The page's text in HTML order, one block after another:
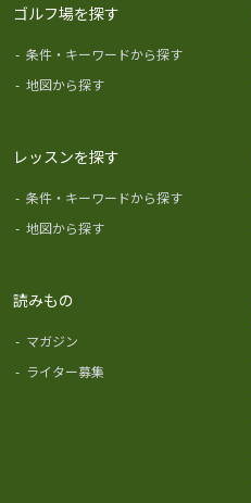
ゴルフ場を探す
- 条件・キーワードから探す
- 地図から探す
レッスンを探す
- 条件・キーワードから探す
- 地図から探す
読みもの
- マガジン
- ライター募集